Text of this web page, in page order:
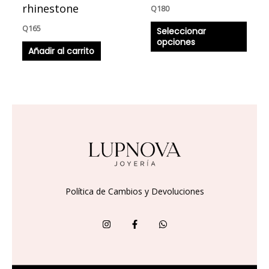
rhinestone
Q165
Añadir al carrito
Q180
Seleccionar
opciones
Política de Cambios y Devoluciones